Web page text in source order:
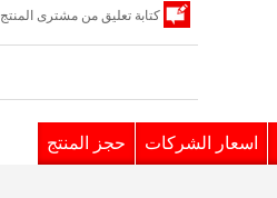
كتابة تعليق من مشترى المنتج
اسعار الشركات حجز المنتج